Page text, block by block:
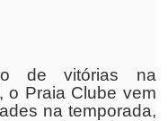
de vitórias na
o Praia Clube vem
na temporada,